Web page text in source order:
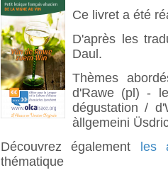
Ce livret a été
D'après les
Daul.
Thèmes
d'Rawe (pl) -
dégustation /
àllgemeini
Découvrez également les
thématique